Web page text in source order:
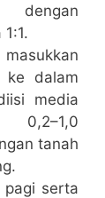
dengan
ke dalam
media
0,2–1,0
tanah
serta